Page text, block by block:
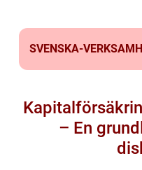
SVENSKA-
– En